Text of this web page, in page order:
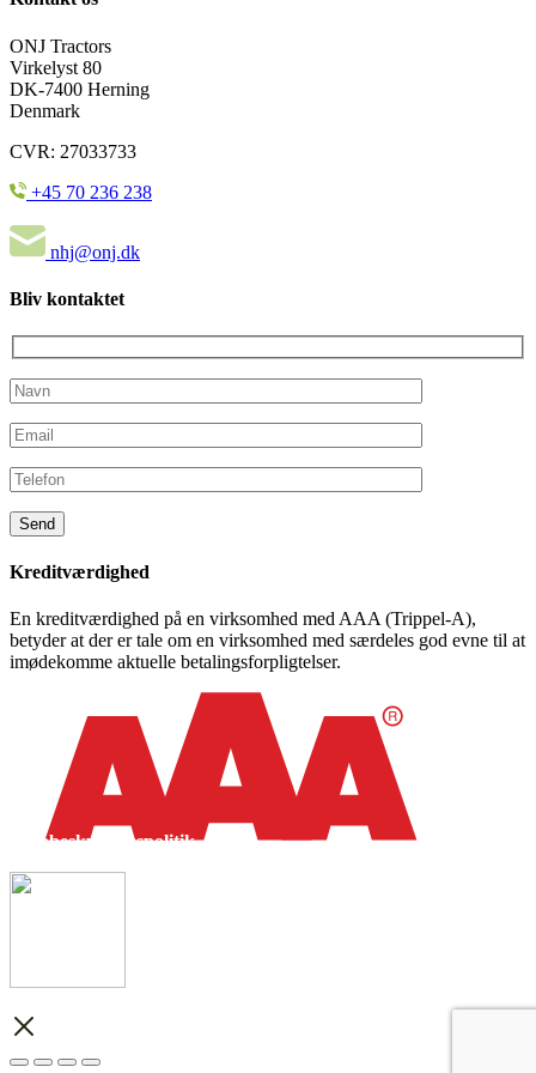
ONJ Tractors
Virkelyst 80
DK-7400 Herning
Denmark
CVR: 27033733
+45 70 236 238
nhj@onj.dk
Bliv kontaktet
Kreditværdighed
En kreditværdighed på en virksomhed med AAA (Trippel-A),
betyder at der er tale om en virksomhed med særdeles god evne til at
imødekomme aktuelle betalingsforpligtelser.
Databeskyttelsespolitik